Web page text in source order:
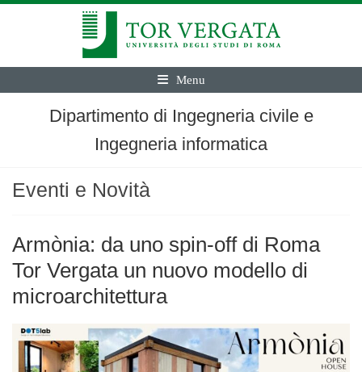
Menu
Dipartimento di Ingegneria civile e
Ingegneria informatica
Eventi e Novità
Armònia: da uno spin-off di Roma
Tor Vergata un nuovo modello di
microarchitettura